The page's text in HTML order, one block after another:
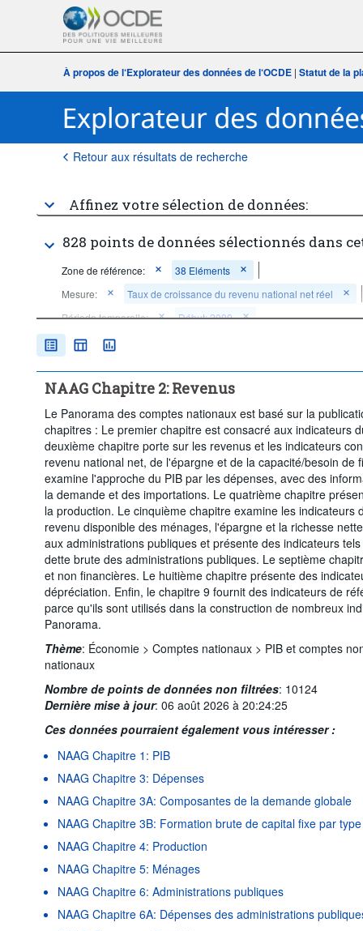
À propos de l‘Explorateur des données de l‘OCDE | Statut de la
Retour aux résultats de recherche
Affinez votre sélection de données:
828 points de données sélectionnés dans
Zone de référence:
38 Eléments
Mesure:
Taux de croissance du revenu national net réel
Période temporelle:
Début: 2000
Supprimer tout
NAAG Chapitre 2: Revenus
Le Panorama des comptes nationaux est basé sur la
chapitres : Le premier chapitre est consacré aux indicateurs
deuxième chapitre porte sur les revenus et les indicateurs
revenu national net, de l'épargne et de la capacité/besoin de
examine l'approche du PIB par les dépenses, avec des
la demande et des importations. Le quatrième chapitre
la production. Le cinquième chapitre examine les indicateurs
revenu disponible des ménages, l'épargne et la richesse
aux administrations publiques et présente des indicateurs
dette brute des administrations publiques. Le septième
et non financières. Le huitième chapitre présente des
dépréciation. Enfin, le chapitre 9 fournit des indicateurs de
parce qu'ils sont utilisés dans la construction de nombreux
Panorama.
Thème: Économie > Comptes nationaux > PIB et comptes
nationaux
Nombre de points de données non filtrées: 10124
Dernière mise à jour: 06 août 2026 à 20:24:25
Ces données pourraient également vous intéresser :
NAAG Chapitre 1: PIB
NAAG Chapitre 3: Dépenses
NAAG Chapitre 3A: Composantes de la demande globale
NAAG Chapitre 3B: Formation brute de capital fixe par
NAAG Chapitre 4: Production
NAAG Chapitre 5: Ménages
NAAG Chapitre 6: Administrations publiques
NAAG Chapitre 6A: Dépenses des administrations